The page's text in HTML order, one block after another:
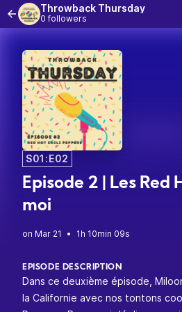
Throwback Thursday
0 followers
S01:E02
Episode 2 | Les Red
moi
• 1h 10min 09s
EPISODE DESCRIPTION
Dans ce deuxième épisode,
la Californie avec nos tontons